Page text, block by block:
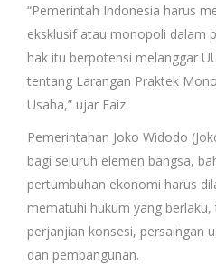
“Pemerintah Indonesia harus
eksklusif atau monopoli dalam
hak itu berpotensi melanggar
tentang Larangan Praktek
Usaha,” ujar Faiz.
Pemerintahan Joko Widodo
bagi seluruh elemen bangsa,
pertumbuhan ekonomi harus
mematuhi hukum yang
perjanjian konsesi, persaingan
dan pembangunan.